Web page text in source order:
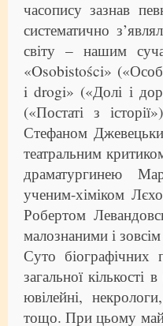
часопису зазнав
систематично
світу – нашим
«Osobistości»
i drogi» («Долі і
(«Постаті з
Стефаном
театральним
драматургинею
ученим-хіміком
Робертом
малознаними і
Суто
загальної
ювілейні,
тощо. При цьому